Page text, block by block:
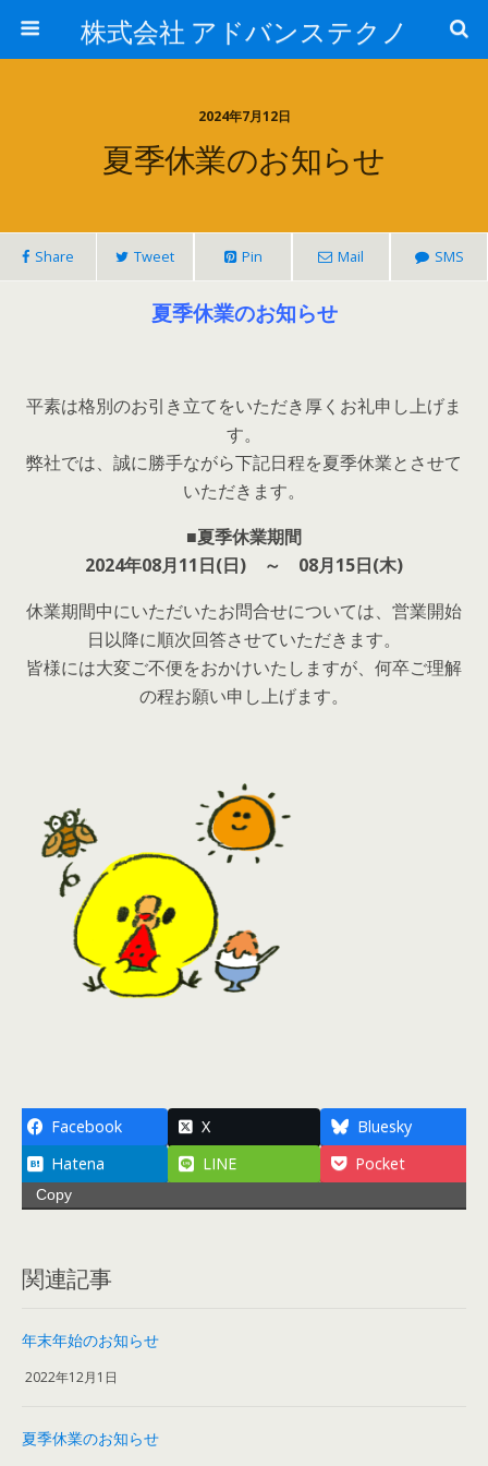
株式会社 アドバンステクノ
2024年7月12日
夏季休業のお知らせ
Share Tweet Pin Mail SMS
夏季休業のお知らせ
平素は格別のお引き立てをいただき厚くお礼申し上げま
す。
弊社では、誠に勝手ながら下記日程を夏季休業とさせて
いただきます。
■夏季休業期間
2024年08月11日(日) ～ 08月15日(木)
休業期間中にいただいたお問合せについては、営業開始
日以降に順次回答させていただきます。
皆様には大変ご不便をおかけいたしますが、何卒ご理解
の程お願い申し上げます。
Facebook X
Bluesky
Hatena
LINE Pocket
Copy
関連記事
年末年始のお知らせ
2022年12月1日
夏季休業のお知らせ